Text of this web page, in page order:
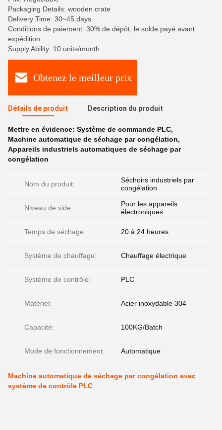
Packaging Details: wooden crate
Delivery Time: 30~45 days
Conditions de paiement: 30% de dépôt, le solde payé avant
expédition
Supply Ability: 10 units/month
Obtenez le meilleur prix
Détails de produit Description du produit
Mettre en évidence: Système de commande PLC,
Machine automatique de séchage par congélation,
Appareils industriels automatiques de séchage par
congélation
Nom du produit:
Séchoirs industriels par
congélation
Niveau de vide:
Pour les appareils
électroniques
Temps de séchage: 20 à 24 heures
Système de chauffage: Chauffage électrique
Système de contrôle: PLC
Matériel: Acier inoxydable 304
Capacité: 100KG/Batch
Mode de fonctionnement: Automatique
Machine automatique de séchage par congélation avec
système de contrôle PLC